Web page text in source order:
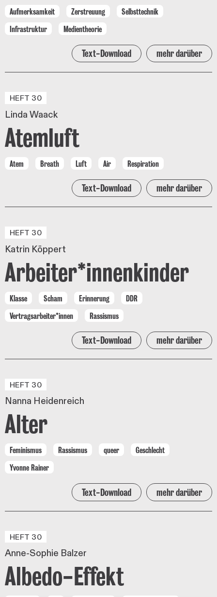
Aufmerksamkeit Zerstreuung
Selbsttechnik
Infrastruktur
Medientheorie
Text-Download mehr darüber
HEFT 30
Linda Waack
Atemluft
Atem Breath Luft Air Respiration
Text-Download mehr darüber
HEFT 30
Katrin Köppert
Arbeiter*innenkinder
Klasse Scham Erinnerung
DDR
Vertragsarbeiter*innen
Rassismus
Text-Download mehr darüber
HEFT 30
Nanna Heidenreich
Alter
Feminismus Rassismus queer
Geschlecht
Yvonne Rainer
Text-Download mehr darüber
HEFT 30
Anne-Sophie Balzer
Albedo-Effekt